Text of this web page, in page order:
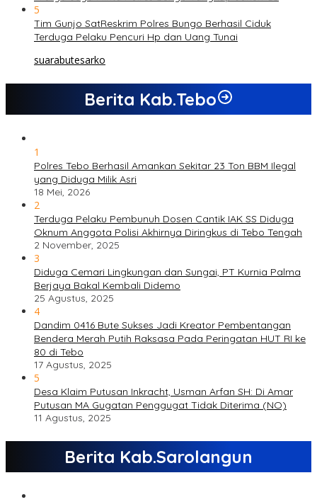
5
Tim Gunjo SatReskrim Polres Bungo Berhasil Ciduk
Terduga Pelaku Pencuri Hp dan Uang Tunai
suarabutesarko
Berita Kab.Tebo
1
Polres Tebo Berhasil Amankan Sekitar 23 Ton BBM Ilegal
yang Diduga Milik Asri
18 Mei, 2026
2
Terduga Pelaku Pembunuh Dosen Cantik IAK SS Diduga
Oknum Anggota Polisi Akhirnya Diringkus di Tebo Tengah
2 November, 2025
3
Diduga Cemari Lingkungan dan Sungai, PT Kurnia Palma
Berjaya Bakal Kembali Didemo
25 Agustus, 2025
4
Dandim 0416 Bute Sukses Jadi Kreator Pembentangan
Bendera Merah Putih Raksasa Pada Peringatan HUT RI ke
80 di Tebo
17 Agustus, 2025
5
Desa Klaim Putusan Inkracht, Usman Arfan SH: Di Amar
Putusan MA Gugatan Penggugat Tidak Diterima (NO)
11 Agustus, 2025
Berita Kab.Sarolangun